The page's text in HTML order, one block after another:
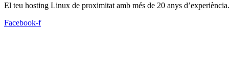
El teu hosting Linux de proximitat amb més de 20 anys d’experiència.
Facebook-f